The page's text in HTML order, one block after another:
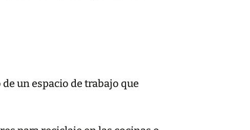
un espacio de trabajo que